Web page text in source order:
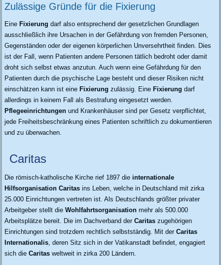
Zulässige Gründe für die Fixierung
Eine Fixierung darf also entsprechend der gesetzlichen Grundlagen
ausschließlich ihre Ursachen in der Gefährdung von fremden Personen,
Gegenständen oder der eigenen körperlichen Unversehrtheit finden. Dies
ist der Fall, wenn Patienten andere Personen tätlich bedroht oder damit
droht sich selbst etwas anzutun. Auch wenn eine Gefährdung für den
Patienten durch die psychische Lage besteht und dieser Risiken nicht
einschätzen kann ist eine Fixierung zulässig. Eine Fixierung darf
allerdings in keinem Fall als Bestrafung eingesetzt werden.
Pflegeeinrichtungen und Krankenhäuser sind per Gesetz verpflichtet,
jede Freiheitsbeschränkung eines Patienten schriftlich zu dokumentieren
und zu überwachen.
Caritas
Die römisch-katholische Kirche rief 1897 die internationale
Hilfsorganisation Caritas ins Leben, welche in Deutschland mit zirka
25.000 Einrichtungen vertreten ist. Als Deutschlands größter privater
Arbeitgeber stellt dieWohlfahrtsorganisation mehr als 500.000
Arbeitsplätze bereit. Die im Dachverband derCaritas zugehörigen
Einrichtungen sind trotzdem rechtlich selbstständig. Mit derCaritas
Internationalis , deren Sitz sich in der Vatikanstadt befindet, engagiert
sich dieCaritas weltweit in zirka 200 Ländern.